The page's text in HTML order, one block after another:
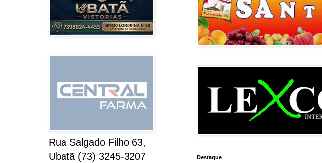
Destaque
Rua Salgado Filho 63,
Ubatã (73) 3245-3207